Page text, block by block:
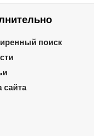
поиск
сайта